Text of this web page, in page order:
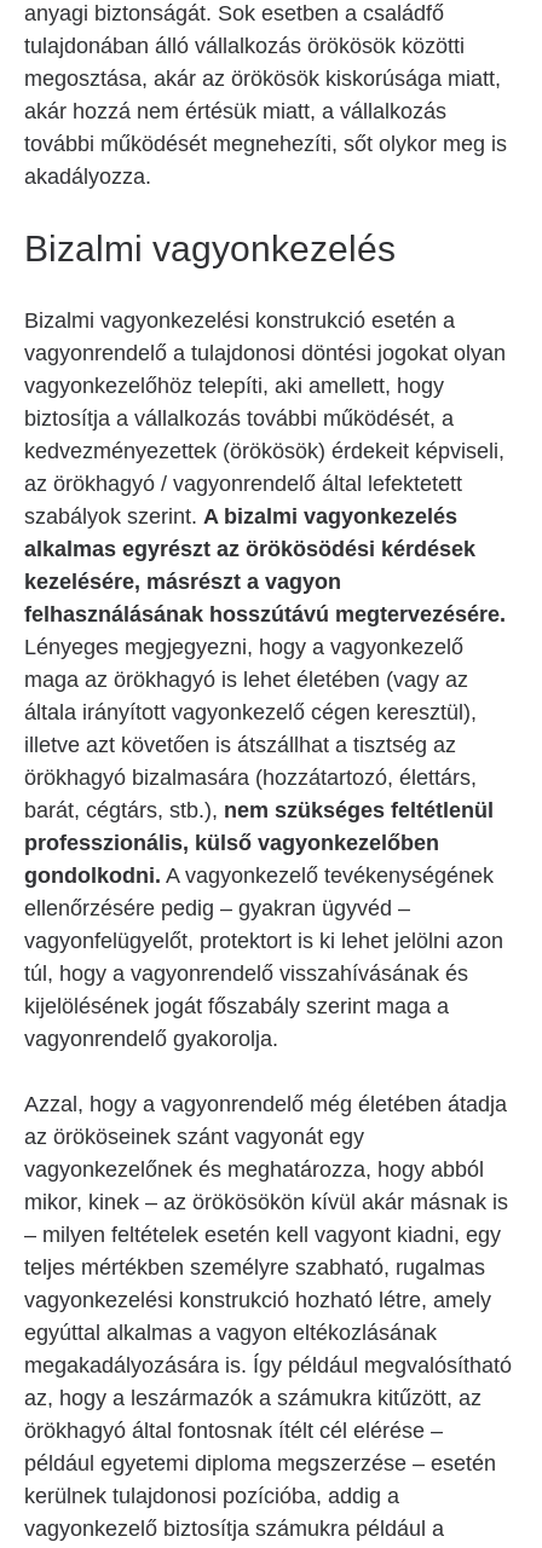
anyagi biztonságát. Sok esetben a családfő
tulajdonában álló vállalkozás örökösök közötti
megosztása, akár az örökösök kiskorúsága miatt,
akár hozzá nem értésük miatt, a vállalkozás
további működését megnehezíti, sőt olykor meg is
akadályozza.
Bizalmi vagyonkezelés
Bizalmi vagyonkezelési konstrukció esetén a
vagyonrendelő a tulajdonosi döntési jogokat olyan
vagyonkezelőhöz telepíti, aki amellett, hogy
biztosítja a vállalkozás további működését, a
kedvezményezettek (örökösök) érdekeit képviseli,
az örökhagyó / vagyonrendelő által lefektetett
szabályok szerint. A bizalmi vagyonkezelés
alkalmas egyrészt az örökösödési kérdések
kezelésére, másrészt a vagyon
felhasználásának hosszútávú megtervezésére.
Lényeges megjegyezni, hogy a vagyonkezelő
maga az örökhagyó is lehet életében (vagy az
általa irányított vagyonkezelő cégen keresztül),
illetve azt követően is átszállhat a tisztség az
örökhagyó bizalmasára (hozzátartozó, élettárs,
barát, cégtárs, stb.), nem szükséges feltétlenül
professzionális, külső vagyonkezelőben
gondolkodni. A vagyonkezelő tevékenységének
ellenőrzésére pedig – gyakran ügyvéd –
vagyonfelügyelőt, protektort is ki lehet jelölni azon
túl, hogy a vagyonrendelő visszahívásának és
kijelölésének jogát főszabály szerint maga a
vagyonrendelő gyakorolja.
Azzal, hogy a vagyonrendelő még életében átadja
az örököseinek szánt vagyonát egy
vagyonkezelőnek és meghatározza, hogy abból
mikor, kinek – az örökösökön kívül akár másnak is
– milyen feltételek esetén kell vagyont kiadni, egy
teljes mértékben személyre szabható, rugalmas
vagyonkezelési konstrukció hozható létre, amely
egyúttal alkalmas a vagyon eltékozlásának
megakadályozására is. Így például megvalósítható
az, hogy a leszármazók a számukra kitűzött, az
örökhagyó által fontosnak ítélt cél elérése –
például egyetemi diploma megszerzése – esetén
kerülnek tulajdonosi pozícióba, addig a
vagyonkezelő biztosítja számukra például a